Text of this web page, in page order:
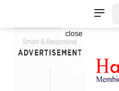
close